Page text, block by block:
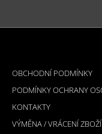
Z
OBCHODNÍ PODMÍNKY
PODMÍNKY OCHRANY
KONTAKTY
VÝMĚNA / VRÁCENÍ